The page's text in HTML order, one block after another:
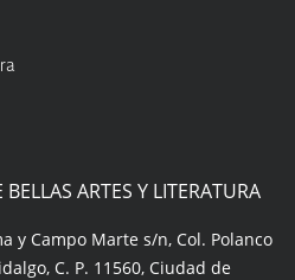
ARTES Y LITERATURA
y Campo Marte s/n, Col. Polanco
C. P. 11560, Ciudad de